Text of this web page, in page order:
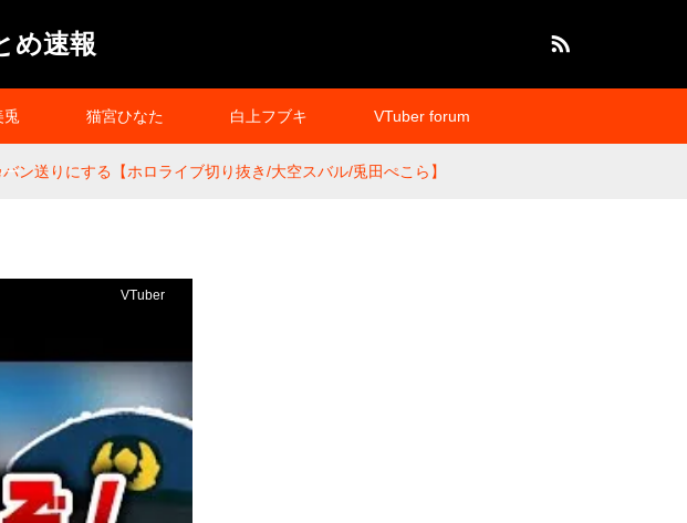
め速報
兎 猫宮ひなた 白上フブキ VTuber forum
ーン送りにする【ホロライブ切り抜き/大空スバル/兎田ぺこら】
VTuber